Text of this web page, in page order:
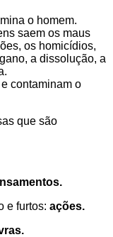
o homem.
saem os maus
os homicídios,
a dissolução, a
contaminam o
que são
e furtos: ações.